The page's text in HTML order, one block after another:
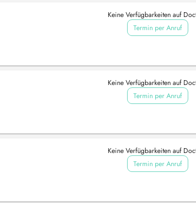
Keine Verfügbarkeiten auf
Termin per Anruf
Keine Verfügbarkeiten auf
Termin per Anruf
Keine Verfügbarkeiten auf
Termin per Anruf